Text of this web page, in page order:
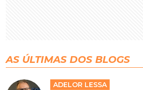
AS ÚLTIMAS DOS BLOGS
ADELOR LESSA